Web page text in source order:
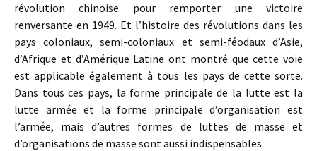
révolution chinoise pour remporter une victoire
renversante en 1949. Et l’histoire des révolutions dans les
pays coloniaux, semi-coloniaux et semi-féodaux d’Asie,
d’Afrique et d’Amérique Latine ont montré que cette voie
est applicable également à tous les pays de cette sorte.
Dans tous ces pays, la forme principale de la lutte est la
lutte armée et la forme principale d’organisation est
l’armée, mais d’autres formes de luttes de masse et
d’organisations de masse sont aussi indispensables.